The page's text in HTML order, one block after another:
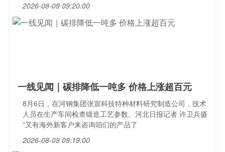
2026-08-09 09:20:00
一线见闻｜碳排降低一吨多 价格上涨超百元
8月6日，在河钢集团张宣科技特种材料研究制造公司，技术
人员在生产车间检查锻造工艺参数。河北日报记者 许卫兵摄
“又有海外新客户来咨询咱们的产品了
2026-08-09 09:19:00